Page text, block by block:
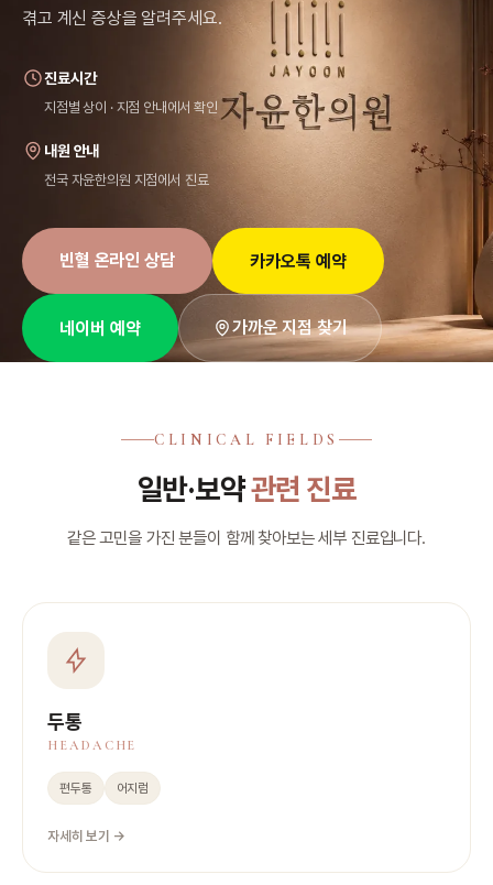
겪고 계신 증상을 알려주세요.
진료시간
지점별 상이 · 지점 안내에서 확인
내원 안내
전국 자윤한의원 지점에서 진료
빈혈 온라인 상담 카카오톡 예약
네이버 예약 가까운 지점 찾기
CLINICAL FIELDS
일반·보약관련 진료
같은 고민을 가진 분들이 함께 찾아보는 세부 진료입니다.
두통
HEADACHE
편두통 어지럼
자세히 보기 →